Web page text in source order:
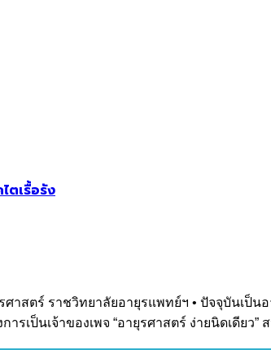
ตเรื้อรัง
สตร์ ราชวิทยาลัยอายุรแพทย์ฯ • ปัจจุบันเป็น
เป็นเจ้าของเพจ “อายุรศาสตร์ ง่ายนิดเดียว”